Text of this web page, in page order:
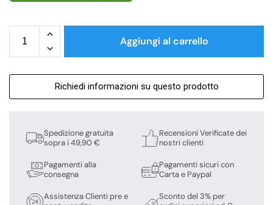
Aggiungi al carrello
Richiedi informazioni su questo prodotto
Spedizione gratuita
sopra i 49,90 €
Pagamenti alla
consegna
Assistenza Clienti pre e
Recensioni Verificate dei
nostri clienti
Pagamenti sicuri con
Carta e Paypal
Sconto del 3% per